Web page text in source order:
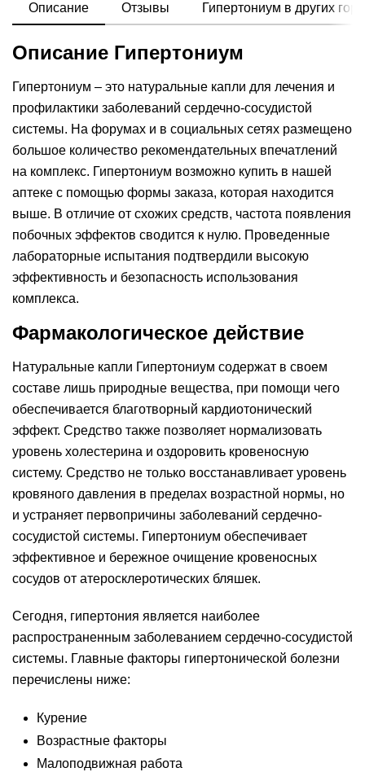
Описание Отзывы Гипертониум в других
Описание Гипертониум
Гипертониум – это натуральные капли для лечения и
профилактики заболеваний сердечно-сосудистой
системы. На форумах и в социальных сетях размещено
большое количество рекомендательных впечатлений
на комплекс. Гипертониум возможно купить в нашей
аптеке c помощью формы заказа, которая находится
выше. В отличие от схожих средств, частота появления
побочных эффектов сводится к нулю. Проведенные
лабораторные испытания подтвердили высокую
эффективность и безопасность использования
комплекса.
Фармакологическое действие
Натуральные капли Гипертониум содержат в своем
составе лишь природные вещества, при помощи чего
обеспечивается благотворный кардиотонический
эффект. Средство также позволяет нормализовать
уровень холестерина и оздоровить кровеносную
систему. Средство не только восстанавливает уровень
кровяного давления в пределах возрастной нормы, но
и устраняет первопричины заболеваний сердечно-
сосудистой системы. Гипертониум обеспечивает
эффективное и бережное очищение кровеносных
сосудов от атеросклеротических бляшек.
Сегодня, гипертония является наиболее
распространенным заболеванием сердечно-сосудистой
системы. Главные факторы гипертонической болезни
перечислены ниже:
Курение
Возрастные факторы
Малоподвижная работа